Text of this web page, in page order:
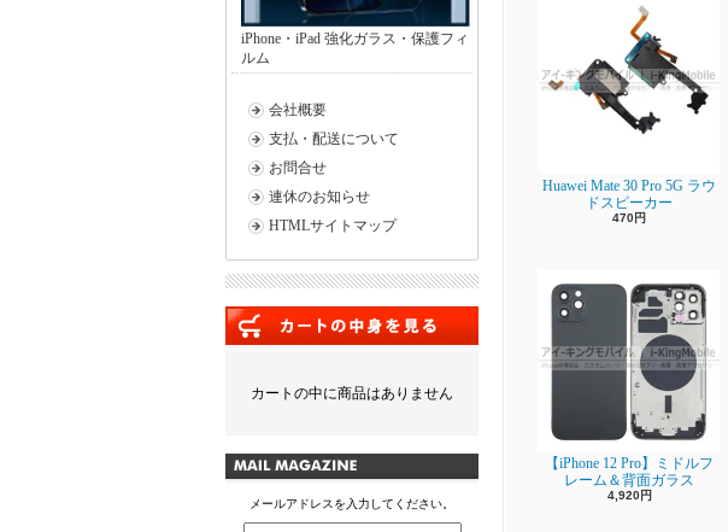
iPhone・iPad 強化ガラス・保護フィ
ルム
会社概要
支払・配送について
お問合せ
連休のお知らせ
HTMLサイトマップ
カートの中に商品はありません
メールアドレスを入力してください。
Huawei Mate 30 Pro 5G ラウ
ドスピーカー
470円
【iPhone 12 Pro】ミドルフ
レーム＆背面ガラス
4,920円